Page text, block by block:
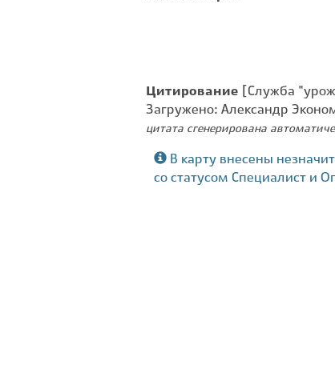
Цитирование [Служба
Загружено: Александр
цитата сгенерирована
В карту внесены
со статусом Специалист и